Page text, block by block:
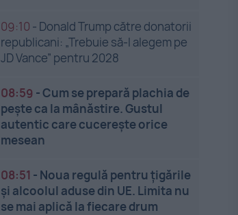
09:10 - Donald Trump către donatorii
republicani: „Trebuie să-l alegem pe
JD Vance” pentru 2028
08:59 -Cum se prepară plachia de
pește ca la mânăstire. Gustul
autentic care cucerește orice
mesean
08:51 - Noua regulă pentru țigările
și alcoolul aduse din UE. Limita nu
se mai aplică la fiecare drum